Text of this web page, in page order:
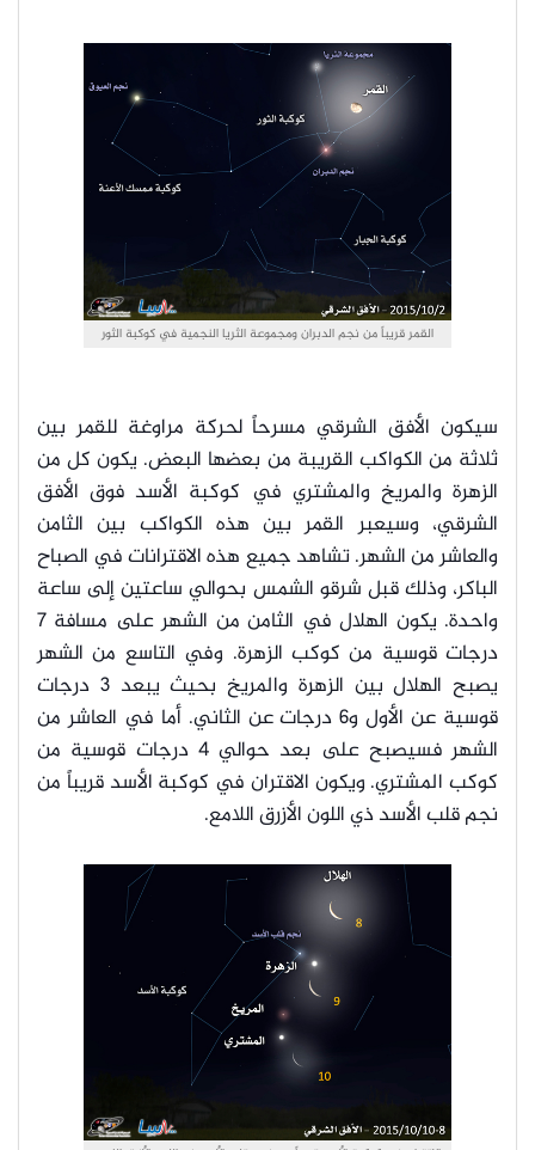
القمر قريباً من نجم الدبران ومجموعة الثريا النجمية في كوكبة الثور
سيكون الأفق الشرقي مسرحاً لحركة مراوغة للقمر بين
ثلاثة من الكواكب القريبة من بعضها البعض. يكون كل من
الزهرة والمريخ والمشتري في كوكبة الأسد فوق الأفق
الشرقي، وسيعبر القمر بين هذه الكواكب بين الثامن
والعاشر من الشهر. تشاهد جميع هذه الاقترانات في الصباح
الباكر، وذلك قبل شرقو الشمس بحوالي ساعتين إلى ساعة
واحدة. يكون الهلال في الثامن من الشهر على مسافة 7
درجات قوسية من كوكب الزهرة. وفي التاسع من الشهر
يصبح الهلال بين الزهرة والمريخ بحيث يبعد 3 درجات
قوسية عن الأول و6 درجات عن الثاني. أما في العاشر من
الشهر فسيصبح على بعد حوالي 4 درجات قوسية من
كوكب المشتري. ويكون الاقتران في كوكبة الأسد قريباً من
نجم قلب الأسد ذي اللون الأزرق اللامع.